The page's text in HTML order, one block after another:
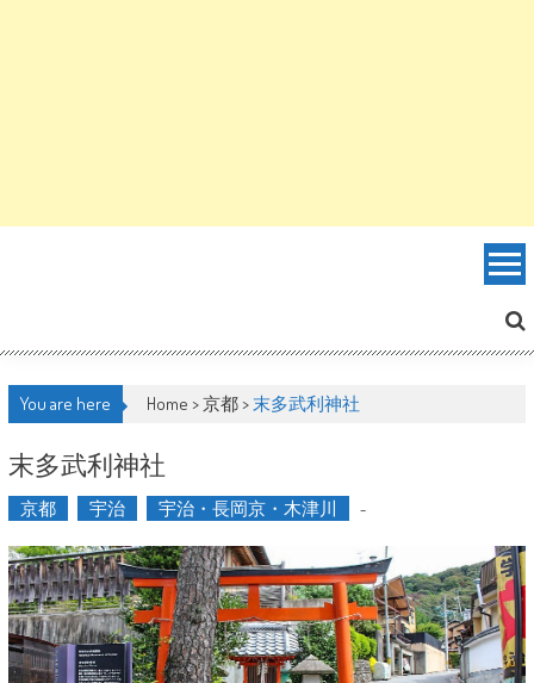
You are here Home >京都>末多武利神社
末多武利神社
京都 宇治 宇治・長岡京・木津川 -